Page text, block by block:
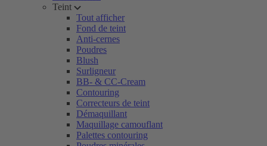
Teint
Tout afficher
Fond de teint
Anti-cernes
Poudres
Blush
Surligneur
BB- & CC-Cream
Contouring
Correcteurs de teint
Démaquillant
Maquillage camouflant
Palettes contouring